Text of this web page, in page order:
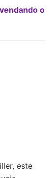
o
este